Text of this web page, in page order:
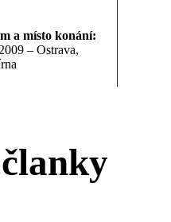
a místo konání:
– Ostrava,